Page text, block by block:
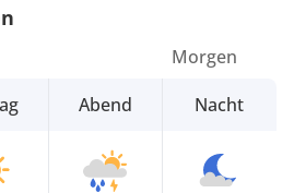
Abend
Morgen
Nacht